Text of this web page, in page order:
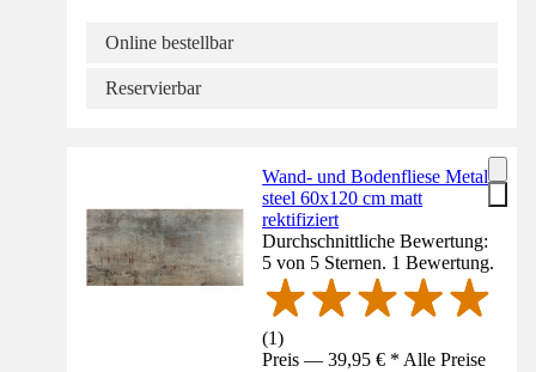
Online bestellbar
Reservierbar
Wand- und Bodenfliese Metal
steel 60x120 cm matt
rektifiziert
Durchschnittliche Bewertung:
5 von 5 Sternen. 1 Bewertung.
(1)
Preis — 39,95 € * Alle Preise